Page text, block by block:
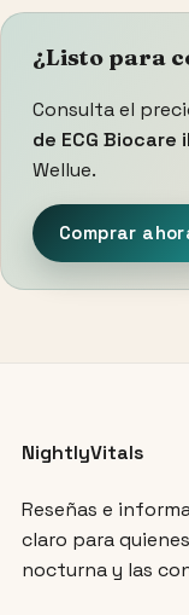
¿Listo para
Consulta el
de ECG
Wellue.
Comprar
NightlyVitals
Reseñas e
claro para
nocturna y las